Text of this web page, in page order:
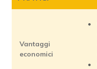
Vantaggi
economici